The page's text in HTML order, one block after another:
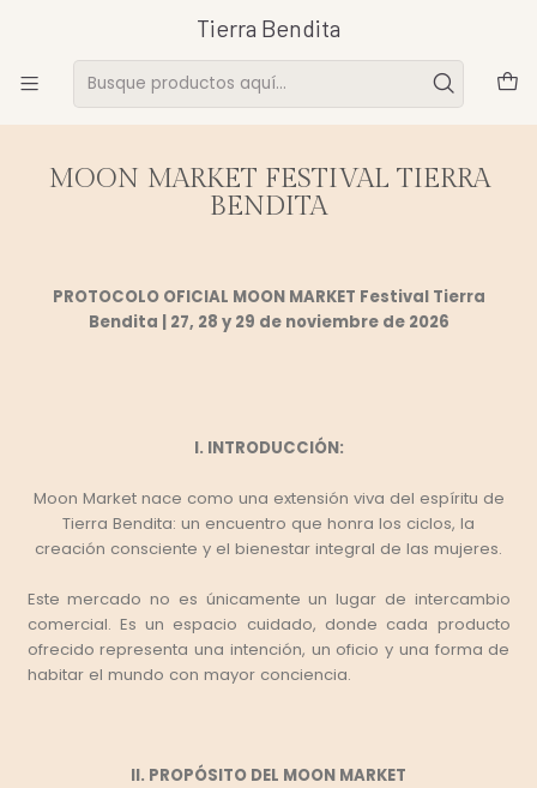
Tierra Bendita
MOON MARKET FESTIVAL TIERRA
BENDITA
PROTOCOLO OFICIAL MOON MARKET Festival Tierra
Bendita | 27, 28 y 29 de noviembre de 2026
I. INTRODUCCIÓN:
Moon Market nace como una extensión viva del espíritu de
Tierra Bendita: un encuentro que honra los ciclos, la
creación consciente y el bienestar integral de las mujeres.
Este mercado no es únicamente un lugar de intercambio
comercial. Es un espacio cuidado, donde cada producto
ofrecido representa una intención, un oficio y una forma de
habitar el mundo con mayor conciencia.
II. PROPÓSITO DEL MOON MARKET